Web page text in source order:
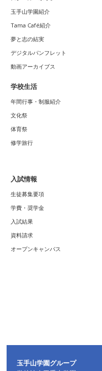
玉手山学園紹介
Tama Café紹介
夢と志の結実
デジタルパンフレット
動画アーカイブス
学校生活
年間行事・制服紹介
文化祭
体育祭
修学旅行
入試情報
生徒募集要項
学費・奨学金
入試結果
資料請求
オープンキャンパス
玉手山学園グループ